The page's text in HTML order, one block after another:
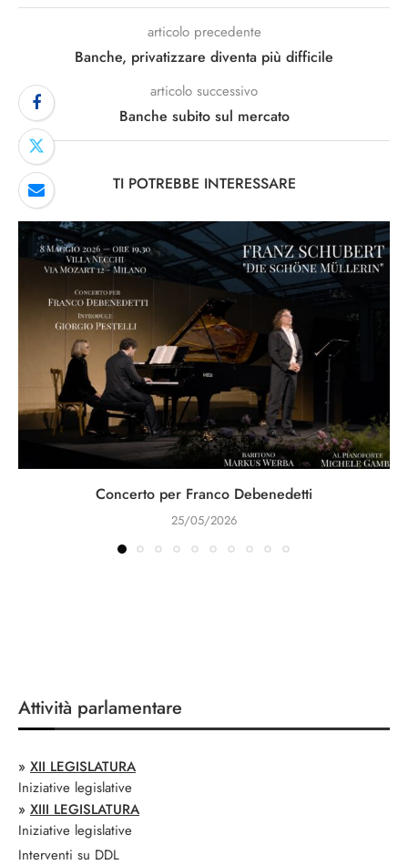
articolo precedente
Banche, privatizzare diventa più difficile
articolo successivo
Banche subito sul mercato
TI POTREBBE INTERESSARE
Concerto per Franco Debenedetti
25/05/2026
Attività parlamentare
» XII LEGISLATURA
Iniziative legislative
» XIII LEGISLATURA
Iniziative legislative
Interventi su DDL